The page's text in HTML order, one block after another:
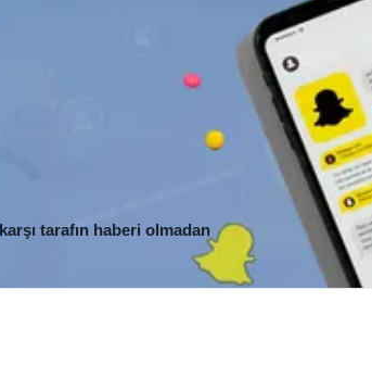
tarafın haberi olmadan